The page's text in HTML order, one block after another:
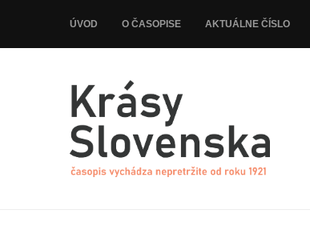
ÚVOD O ČASOPISE AKTUÁLNE ČÍSLO